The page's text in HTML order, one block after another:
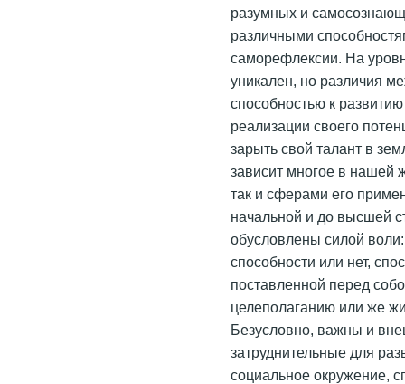
разумных и
различными
саморефлексии. На
уникален, но различия
способностью к
реализации своего
зарыть свой талант в
зависит многое в нашей
так и сферами его
начальной и до высшей
обусловлены силой
способности или нет,
поставленной перед
целеполаганию или же
Безусловно, важны и
затруднительные для
социальное окружение,